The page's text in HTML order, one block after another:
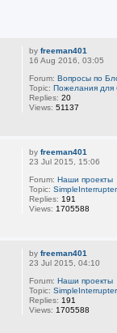
by freeman401
16 Aug 2016, 03:05
Forum: Вопросы по
Topic: Пожелания для
Replies: 20
Views: 51137
by freeman401
23 Jul 2015, 15:06
Forum: Наши проекты
Topic: SimpleInterrupter
Replies: 191
Views: 1705588
by freeman401
23 Jul 2015, 04:10
Forum: Наши проекты
Topic: SimpleInterrupter
Replies: 191
Views: 1705588